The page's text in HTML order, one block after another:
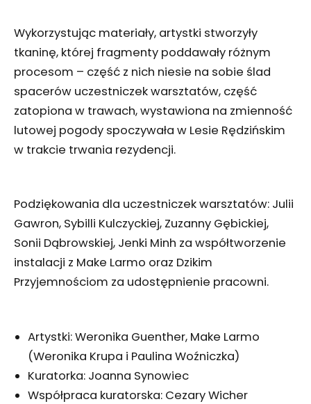
Wykorzystując materiały, artystki stworzyły
tkaninę, której fragmenty poddawały różnym
procesom – część z nich niesie na sobie ślad
spacerów uczestniczek warsztatów, część
zatopiona w trawach, wystawiona na zmienność
lutowej pogody spoczywała w Lesie Rędzińskim
w trakcie trwania rezydencji.
Podziękowania dla uczestniczek warsztatów: Julii
Gawron, Sybilli Kulczyckiej, Zuzanny Gębickiej,
Sonii Dąbrowskiej, Jenki Minh za współtworzenie
instalacji z Make Larmo oraz Dzikim
Przyjemnościom za udostępnienie pracowni.
Artystki: Weronika Guenther, Make Larmo
(Weronika Krupa i Paulina Woźniczka)
Kuratorka: Joanna Synowiec
Współpraca kuratorska: Cezary Wicher